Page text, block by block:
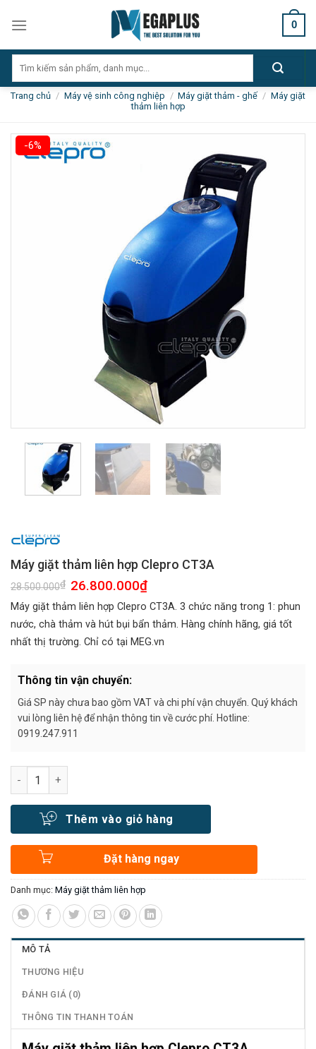
0
kiếm:
Trang chủ / Máy vệ sinh công nghiệp / Máy giặt thảm - ghế / Máy giặt
thảm liên hợp
-6%
Máy giặt thảm liên hợp Clepro CT3A
28.500.000₫ Giá
gốc
là:
28.500.000₫.
26.800.000₫Giá
tại
là:
26.800.000₫.
Máy giặt thảm liên hợp Clepro CT3A. 3 chức năng trong 1: phun
nước, chà thảm và hút bụi bẩn thảm. Hàng chính hãng, giá tốt
nhất thị trường. Chỉ có tại MEG.vn
Thông tin vận chuyển:
Giá SP này chưa bao gồm VAT và chi phí vận chuyển. Quý khách
vui lòng liên hệ để nhận thông tin về cước phí. Hotline:
0919.247.911
Số lượng
Thêm vào giỏ hàng
Đặt hàng ngay
Danh mục: Máy giặt thảm liên hợp
MÔ TẢ
THƯƠNG HIỆU
ĐÁNH GIÁ (0)
THÔNG TIN THANH TOÁN